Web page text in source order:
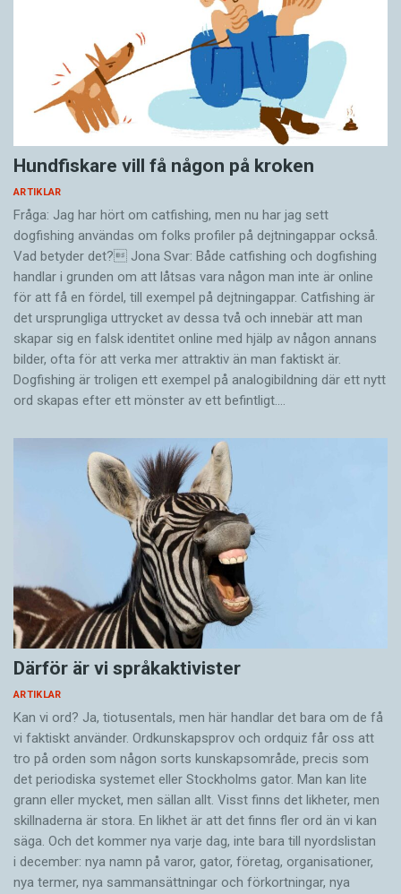
Hundfiskare vill få någon på kroken
ARTIKLAR
Fråga: Jag har hört om catfishing, men nu har jag sett
dogfishing användas om folks profiler på dejtningappar också.
Vad betyder det? Jona Svar: Både catfishing och dogfishing
handlar i grunden om att låtsas vara någon man inte är online
för att få en fördel, till exempel på dejtningappar. Catfishing är
det ursprungliga uttrycket av dessa två och innebär att man
skapar sig en falsk identitet online med hjälp av någon annans
bilder, ofta för att verka mer attraktiv än man faktiskt är.
Dogfishing är troligen ett exempel på analogibildning där ett nytt
ord skapas efter ett mönster av ett befintligt.…
Därför är vi språkaktivister
ARTIKLAR
Kan vi ord? Ja, tiotusentals, men här handlar det bara om de få
vi faktiskt använder. Ordkunskapsprov och ordquiz får oss att
tro på orden som någon sorts kunskapsområde, precis som
det periodiska systemet eller Stockholms gator. Man kan lite
grann eller mycket, men sällan allt. Visst finns det likheter, men
skillnaderna är stora. En likhet är att det finns fler ord än vi kan
säga. Och det kommer nya varje dag, inte bara till nyordslistan
i december: nya namn på varor, gator, företag, organisationer,
nya termer, nya samman­sättningar och förkortningar, nya